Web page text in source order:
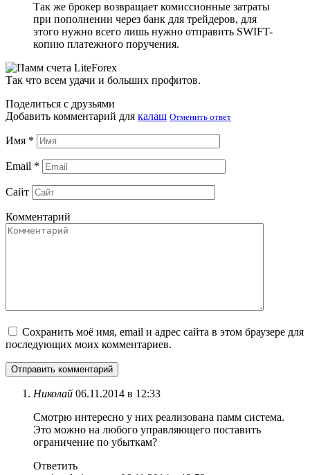
Так же брокер возвращает комиссионные затраты
при пополнении через банк для трейдеров, для
этого нужно всего лишь нужно отправить SWIFT-
копию платежного поручения.
Так что всем удачи и больших профитов.
Поделиться с друзьями
Добавить комментарий для калаш Отменить ответ
Имя *
Email *
Сайт
Комментарий
Сохранить моё имя, email и адрес сайта в этом браузере для
последующих моих комментариев.
Николай 06.11.2014 в 12:33
Смотрю интересно у них реализована памм система.
Это можно на любого управляющего поставить
ограничение по убыткам?
Ответить